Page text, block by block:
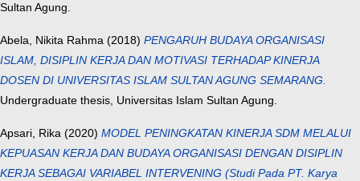
Sultan Agung.
Abela, Nikita Rahma (2018) PENGARUH BUDAYA ORGANISASI
ISLAM, DISIPLIN KERJA DAN MOTIVASI TERHADAP KINERJA
DOSEN DI UNIVERSITAS ISLAM SULTAN AGUNG SEMARANG.
Undergraduate thesis, Universitas Islam Sultan Agung.
Apsari, Rika (2020) MODEL PENINGKATAN KINERJA SDM MELALUI
KEPUASAN KERJA DAN BUDAYA ORGANISASI DENGAN DISIPLIN
KERJA SEBAGAI VARIABEL INTERVENING (Studi Pada PT. Karya